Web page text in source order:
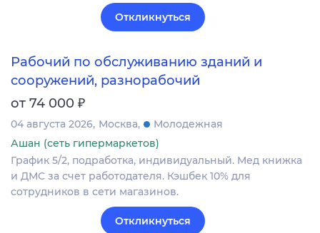
Откликнуться
Рабочий по обслуживанию зданий и
сооружений, разнорабочий
от 74 000 ₽
04 августа 2026 Москва
Молодежная
Ашан (сеть гипермаркетов)
График 5/2, подработка, индивидуальный. Мед книжка
и ДМС за счет работодателя. Кэшбек 10% для
сотрудников в сети магазинов.
Откликнуться